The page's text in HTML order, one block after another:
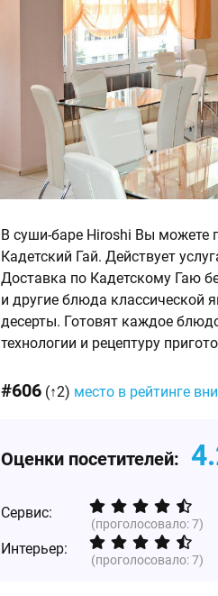
В суши-баре Hiroshi Вы можете
Кадетский Гай. Действует
Доставка по Кадетскому Гаю
и другие блюда классической
десерты. Готовят каждое
технологии и рецептуру
#606 (↑2) место в рейтинге
Оценки посетителей:
Сервис:
(проголосовало:7)
Интерьер:
(проголосовало:7)